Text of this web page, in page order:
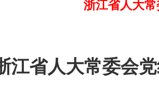
浙江省人大
人大常委会党